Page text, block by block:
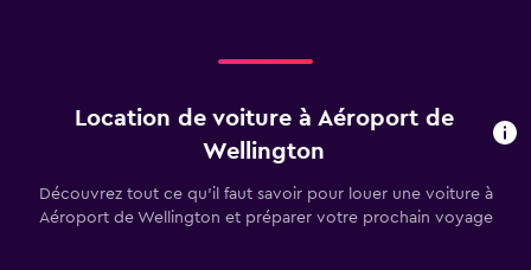
Location de voiture à Aéroport de
Wellington
Découvrez tout ce qu’il faut savoir pour louer une voiture à
Aéroport de Wellington et préparer votre prochain voyage